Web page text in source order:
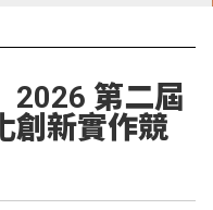
2026 第二屆
創新實作競